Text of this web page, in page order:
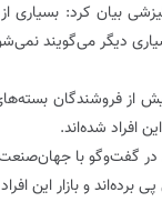
بیان کرد: بسیاری
دیگر می‌گویند
از فروشندگان
افراد شده‌اند.
گفت‌وگو با
و بازار این